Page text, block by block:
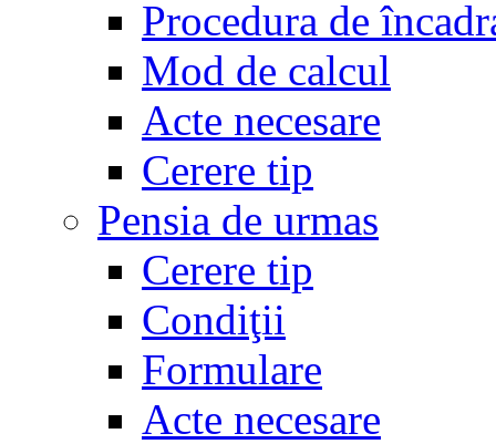
Procedura de
Mod de calcul
Acte necesare
Cerere tip
Pensia de urmas
Cerere tip
Condiţii
Formulare
Acte necesare